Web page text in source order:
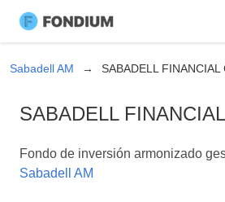
Sabadell AM SABADELL FINANCIAL
SABADELL
Fondo de inversión armonizado
Sabadell AM